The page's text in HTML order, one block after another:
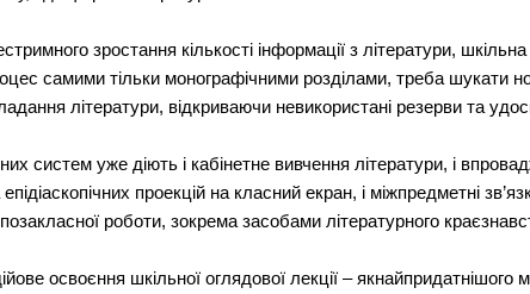
зростання кількості інформації з літератури,
самими тільки монографічними розділами, треба шукати
літератури, відкриваючи невикористані резерви та
систем уже діють і кабінетне вивчення літератури, і
проекцій на класний екран, і міжпредметні
позакласної роботи, зокрема засобами літературного
освоєння шкільної оглядової лекції –